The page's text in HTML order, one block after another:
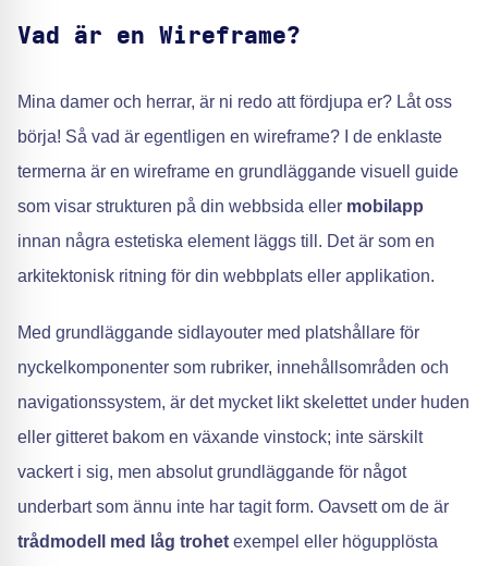
Vad är en Wireframe?
Mina damer och herrar, är ni redo att fördjupa er? Låt oss
börja! Så vad är egentligen en wireframe? I de enklaste
termerna är en wireframe en grundläggande visuell guide
som visar strukturen på din webbsida eller mobilapp
innan några estetiska element läggs till. Det är som en
arkitektonisk ritning för din webbplats eller applikation.
Med grundläggande sidlayouter med platshållare för
nyckelkomponenter som rubriker, innehållsområden och
navigationssystem, är det mycket likt skelettet under huden
eller gitteret bakom en växande vinstock; inte särskilt
vackert i sig, men absolut grundläggande för något
underbart som ännu inte har tagit form. Oavsett om de är
trådmodell med låg trohet exempel eller högupplösta